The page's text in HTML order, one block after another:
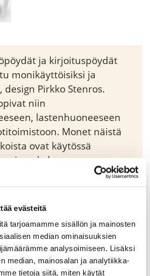
evästeitä
tarjoamamme sisällön ja mainosten
median ominaisuuksien
analysoimiseen. Lisäksi
median, mainosalan ja analytiikka-
tietoja siitä, miten käytät
ja kirjoituspöydät
monikäyttöisiksi ja
design Pirkko Stenros.
niin
lastenhuoneeseen
Monet näistä
ovat käytössä
jopa kolmannessa
työpöydät ja
edustavat ajatonta,
1203,00€